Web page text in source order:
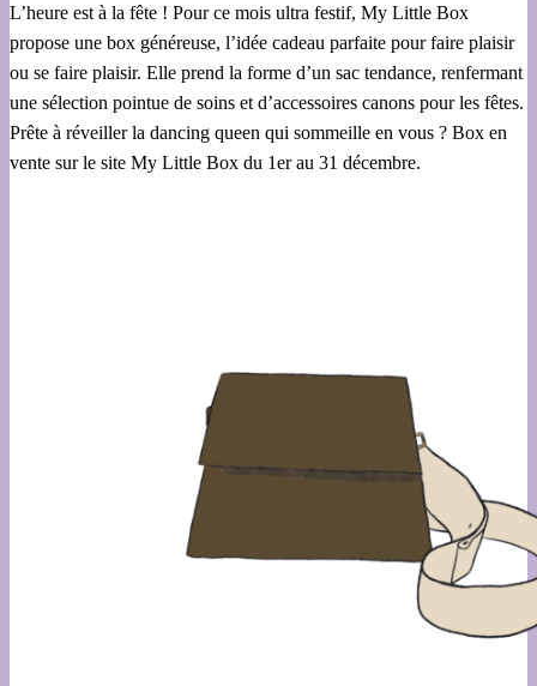
L’heure est à la fête ! Pour ce mois ultra festif, My Little Box
propose une box généreuse, l’idée cadeau parfaite pour faire plaisir
ou se faire plaisir. Elle prend la forme d’un sac tendance, renfermant
une sélection pointue de soins et d’accessoires canons pour les fêtes.
Prête à réveiller la dancing queen qui sommeille en vous ? Box en
vente sur le site My Little Box du 1er au 31 décembre.